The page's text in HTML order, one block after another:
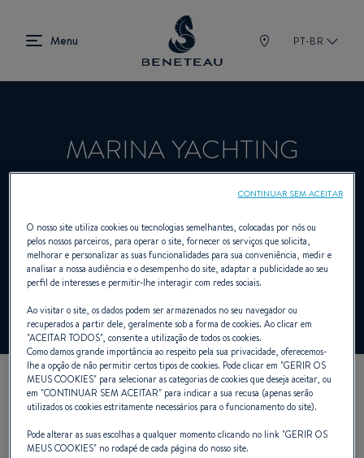
PT-BR
MARINA YACHTING
ATLANTICO SL
Revendedor Veleiros, A bordo, Fora de
bordo para BENETEAU
NOSSOS DADOS DE
CONTATO
O nosso site utiliza cookies ou tecnologias semelhantes, colocadas por nós ou
pelos nossos parceiros, para operar o site, fornecer os serviços que solicita,
melhorar e personalizar as suas funcionalidades para sua conveniência, medir e
analisar a nossa audiência e o desempenho do site, adaptar a publicidade ao seu
perfil de interesses e permitir-lhe interagir com redes sociais.
Ao visitar o site, os dados podem ser armazenados no seu navegador ou
recuperados a partir dele, geralmente sob a forma de cookies. Ao clicar em
"ACEITAR TODOS", consente a utilização de todos os cookies.
Como damos grande importância ao respeito pela sua privacidade, oferecemos-
lhe a opção de não permitir certos tipos de cookies. Pode clicar em "GERIR OS
MEUS COOKIES" para selecionar as categorias de cookies que deseja aceitar, ou
em "CONTINUAR SEM ACEITAR" para indicar a sua recusa (apenas serão
utilizados os cookies estritamente necessários para o funcionamento do site).
Pode alterar as suas escolhas a qualquer momento clicando no link "GERIR OS
MEUS COOKIES" no rodapé de cada página do nosso site.
CONTINUAR SEM ACEITAR